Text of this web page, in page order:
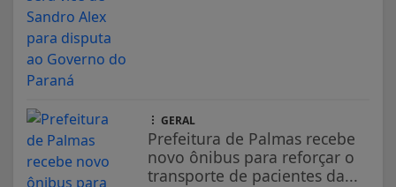
GERAL
Prefeitura de Palmas recebe
novo ônibus para reforçar o
transporte de pacientes da...